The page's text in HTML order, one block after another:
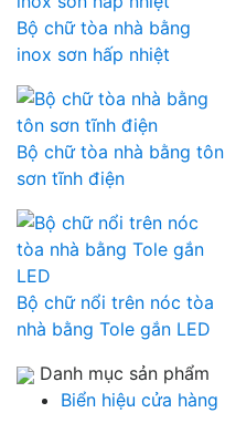
Bộ chữ tòa nhà bằng
inox sơn hấp nhiệt
Bộ chữ tòa nhà bằng tôn
sơn tĩnh điện
Bộ chữ nổi trên nóc tòa
nhà bằng Tole gắn LED
Danh mục sản phẩm
Biển hiệu cửa hàng